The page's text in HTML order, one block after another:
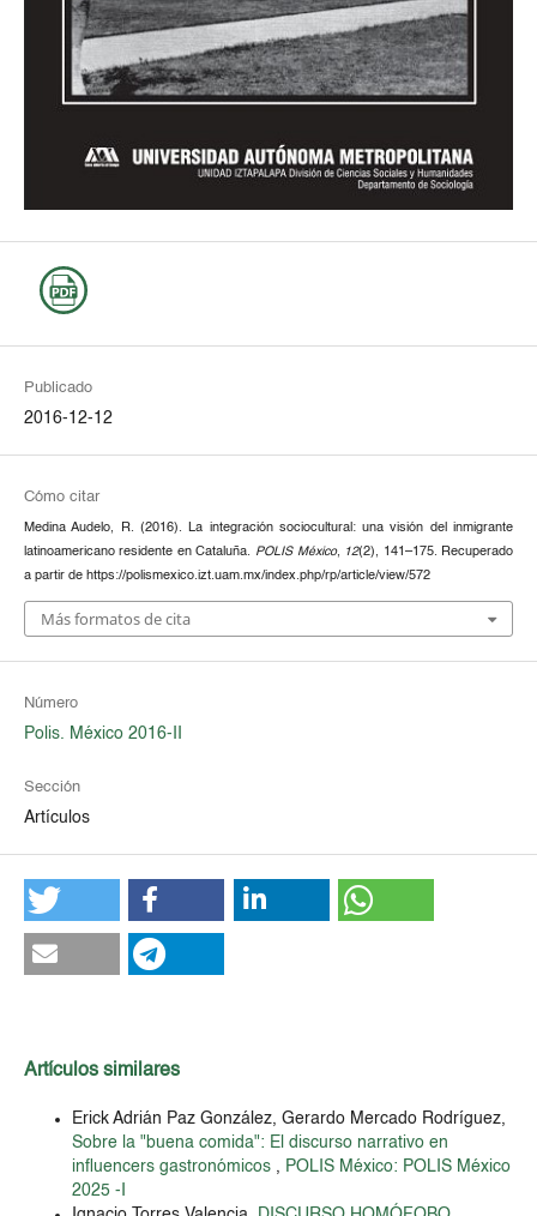
Publicado
2016-12-12
Cómo citar
Medina Audelo, R. (2016). La integración sociocultural: una visión del inmigrante
latinoamericano residente en Cataluña. POLIS México, 12(2), 141–175. Recuperado
a partir de https://polismexico.izt.uam.mx/index.php/rp/article/view/572
Más formatos de cita
Número
Polis. México 2016-II
Sección
Artículos
Artículos similares
Erick Adrián Paz González, Gerardo Mercado Rodríguez,
Sobre la "buena comida": El discurso narrativo en
influencers gastronómicos , POLIS México: POLIS México
2025 -I